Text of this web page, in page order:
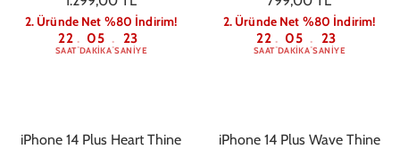
2. Üründe Net %80 İndirim!
22
SAAT: 05
DAKIKA: 22
SANIYE
2. Üründe Net %80 İndirim!
22
SAAT: 05
DAKIKA: 22
SANIYE
iPhone 14 Plus Heart Thine
iPhone 14 Plus Wave Thine